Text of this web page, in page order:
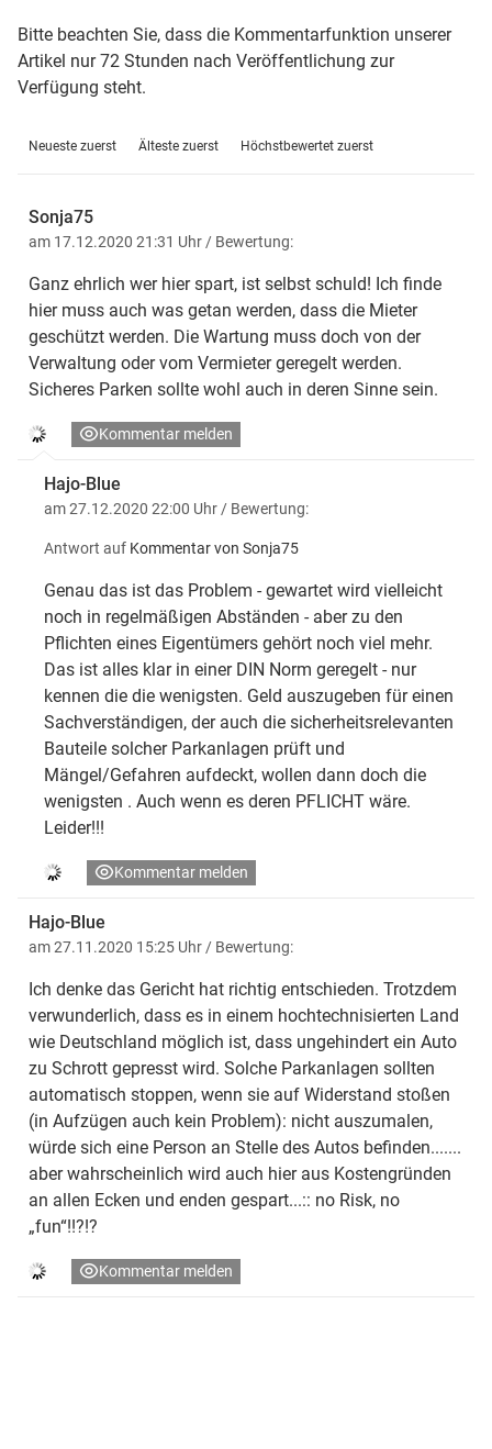
Bitte beachten Sie, dass die Kommentarfunktion unserer
Artikel nur 72 Stunden nach Veröffentlichung zur
Verfügung steht.
Neueste zuerst Älteste zuerst Höchstbewertet zuerst
Sonja75
am 17.12.2020 21:31 Uhr / Bewertung:
Ganz ehrlich wer hier spart, ist selbst schuld! Ich finde
hier muss auch was getan werden, dass die Mieter
geschützt werden. Die Wartung muss doch von der
Verwaltung oder vom Vermieter geregelt werden.
Sicheres Parken sollte wohl auch in deren Sinne sein.
Kommentar melden
Hajo-Blue
am 27.12.2020 22:00 Uhr / Bewertung:
Antwort auf Kommentar von Sonja75
Genau das ist das Problem - gewartet wird vielleicht
noch in regelmäßigen Abständen - aber zu den
Pflichten eines Eigentümers gehört noch viel mehr.
Das ist alles klar in einer DIN Norm geregelt - nur
kennen die die wenigsten. Geld auszugeben für einen
Sachverständigen, der auch die sicherheitsrelevanten
Bauteile solcher Parkanlagen prüft und
Mängel/Gefahren aufdeckt, wollen dann doch die
wenigsten . Auch wenn es deren PFLICHT wäre.
Leider!!!
Kommentar melden
Hajo-Blue
am 27.11.2020 15:25 Uhr / Bewertung:
Ich denke das Gericht hat richtig entschieden. Trotzdem
verwunderlich, dass es in einem hochtechnisierten Land
wie Deutschland möglich ist, dass ungehindert ein Auto
zu Schrott gepresst wird. Solche Parkanlagen sollten
automatisch stoppen, wenn sie auf Widerstand stoßen
(in Aufzügen auch kein Problem): nicht auszumalen,
würde sich eine Person an Stelle des Autos befinden.......
aber wahrscheinlich wird auch hier aus Kostengründen
an allen Ecken und enden gespart...:: no Risk, no
„fun“!!?!?
Kommentar melden